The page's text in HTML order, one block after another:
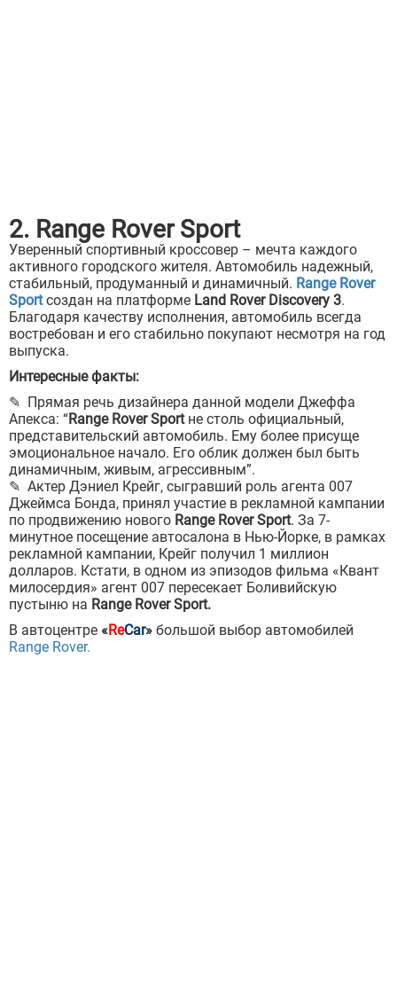
2. Range Rover Sport
Уверенный спортивный кроссовер – мечта каждого
активного городского жителя. Автомобиль надежный,
стабильный, продуманный и динамичный. Range Rover
Sportсоздан на платформе Land Rover Discovery 3.
Благодаря качеству исполнения, автомобиль всегда
востребован и его стабильно покупают несмотря на год
выпуска.
Интересные факты:
✎ Прямая речь дизайнера данной модели Джеффа
Апекса: “Range Rover Sportне столь официальный,
представительский автомобиль. Ему более присуще
эмоциональное начало. Его облик должен был быть
динамичным, живым, агрессивным”.
✎ Актер Дэниел Крейг, сыгравший роль агента 007
Джеймса Бонда, принял участие в рекламной кампании
по продвижению нового Range Rover Sport. За 7-
минутное посещение автосалона в Нью-Йорке, в рамках
рекламной кампании, Крейг получил 1 миллион
долларов. Кстати, в одном из эпизодов фильма «Квант
милосердия» агент 007 пересекает Боливийскую
пустыню на Range Rover Sport.
В автоцентре «ReCar» большой выбор автомобилей
Range Rover.